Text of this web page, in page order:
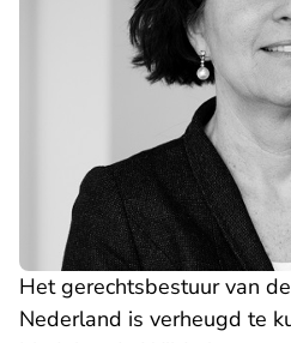
Het gerechtsbestuur van de
Nederland is verheugd te